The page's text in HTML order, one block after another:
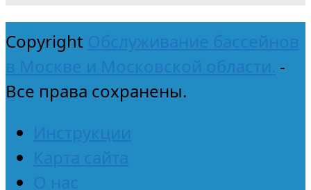
Copyright Обслуживание бассейнов
в Москве и Московской области. -
Все права сохранены.
Инструкции
Карта сайта
О нас